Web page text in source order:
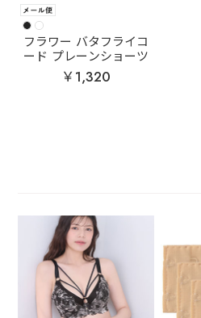
フラワー バタフライコ
ード プレーンショーツ
￥1,320